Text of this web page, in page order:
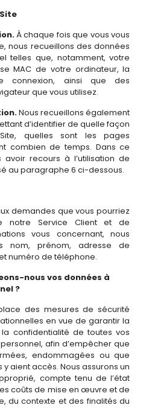
À chaque fois que vous vous
nous recueillons des données
telles que, notamment, votre
MAC de votre ordinateur, la
connexion, ainsi que des
que vous utilisez.
Nous recueillons également
d’identifier de quelle façon
quelles sont les pages
combien de temps. Dans ce
recours à l’utilisation de
au paragraphe 6 ci-dessous.
demandes que vous pourriez
notre Service Client et de
vous concernant, nous
nom, prénom, adresse de
numéro de téléphone.
nous vos données à
?
des mesures de sécurité
en vue de garantir la
la confidentialité de toutes vos
afin d’empêcher que
endommagées ou que
aient accès. Nous assurons un
compte tenu de l’état
coûts de mise en œuvre et de
du contexte et des finalités du